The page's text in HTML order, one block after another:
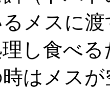
メスに
し食べ
はメス